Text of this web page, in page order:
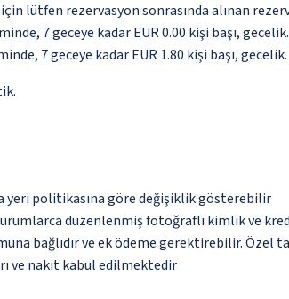
lütfen rezervasyon sonrasında alınan
7 geceye kadar EUR 0.00 kişi başı,
7 geceye kadar EUR 1.80 kişi başı,
yeri politikasına göre değişiklik gösterebilir
düzenlenmiş fotoğraflı kimlik ve
bağlıdır ve ek ödeme gerektirebilir. Özel
ve nakit kabul edilmektedir